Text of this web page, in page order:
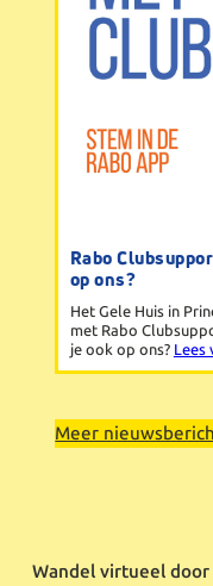
Rabo
op ons?
Het Gele Huis in
met Rabo
je ook op ons? Lees
Meer
Wandel virtueel